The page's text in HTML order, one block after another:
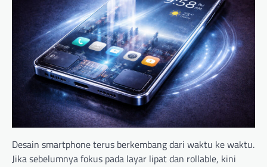
Desain smartphone terus berkembang dari waktu ke waktu.
Jika sebelumnya fokus pada layar lipat dan rollable, kini